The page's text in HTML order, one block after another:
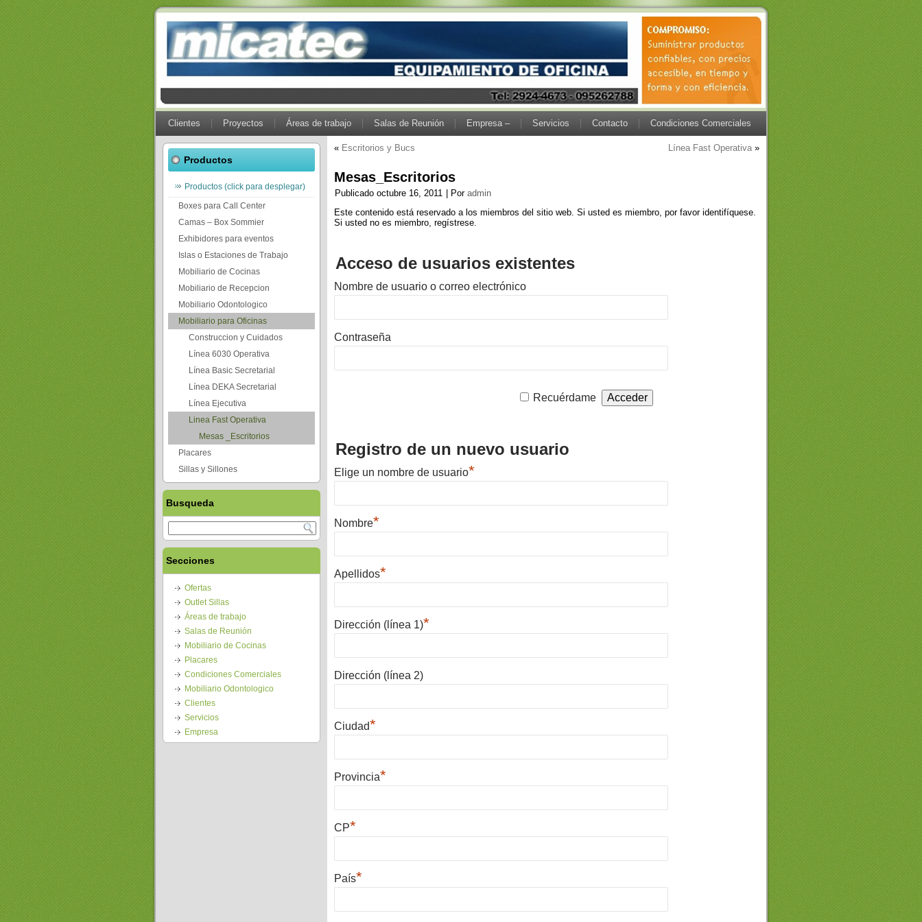
Clientes Proyectos Áreas de trabajo Salas de Reunión Empresa – Servicios Contacto Condiciones Comerciales
Productos
Productos (click para desplegar)
Boxes para Call Center
Camas – Box Sommier
Exhibidores para eventos
Islas o Estaciones de Trabajo
Mobiliario de Cocinas
Mobiliario de Recepcion
Mobiliario Odontologico
Mobiliario para Oficinas
Construccion y Cuidados
Línea 6030 Operativa
Línea Basic Secretarial
Línea DEKA Secretarial
Línea Ejecutiva
Linea Fast Operativa
Mesas _Escritorios
Placares
Sillas y Sillones
Busqueda
Secciones
Ofertas
Outlet Sillas
Áreas de trabajo
Salas de Reunión
Mobiliario de Cocinas
Placares
Condiciones Comerciales
Mobiliario Odontologico
Clientes
Servicios
Empresa
« Escritorios y Bucs Línea Fast Operativa »
Mesas_Escritorios
Publicado octubre 16, 2011 Por admin
Este contenido está reservado a los miembros del sitio web. Si usted es miembro, por favor identifíquese.
Si usted no es miembro, regístrese.
Acceso de usuarios existentes
Nombre de usuario o correo electrónico
Contraseña
Recuérdame
Registro de un nuevo usuario
Elige un nombre de usuario*
Nombre*
Apellidos*
Dirección (línea 1)*
Dirección (línea 2)
Ciudad*
Provincia*
CP*
País*